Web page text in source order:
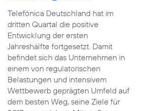
Telefónica Deutschland hat im
dritten Quartal die positive
Entwicklung der ersten
Jahreshälfte fortgesetzt. Damit
befindet sich das Unternehmen in
einem von regulatorischen
Belastungen und intensivem
Wettbewerb geprägten Umfeld auf
dem besten Weg, seine Ziele für